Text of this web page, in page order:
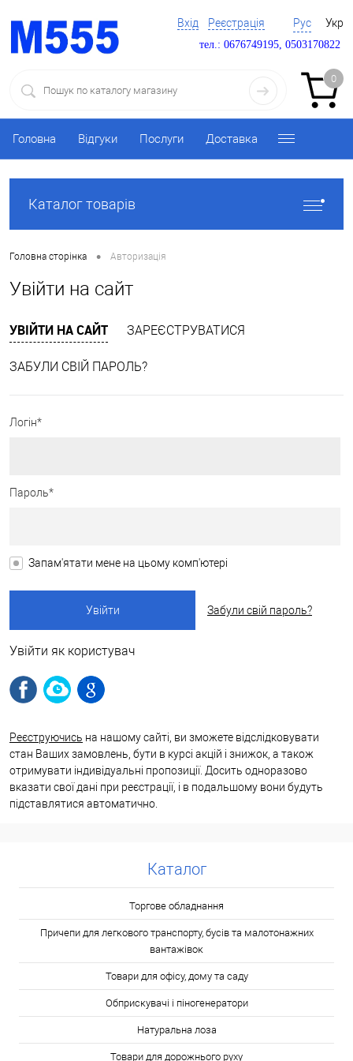
Вхід Реєстрація Рус Укр
тел.: 0676749195, 0503170822
0
Головна Відгуки Послуги Доставка
Каталог товарів
Головна сторінка • Авторизація
Увійти на сайт
УВІЙТИ НА САЙТ ЗАРЕЄСТРУВАТИСЯ
ЗАБУЛИ СВІЙ ПАРОЛЬ?
Логін*
Пароль*
Запам'ятати мене на цьому комп'ютері
Забули свій пароль?
Увійти як користувач
Реєструючись на нашому сайті, ви зможете відслідковувати
стан Ваших замовлень, бути в курсі акцій і знижок, а також
отримувати індивідуальні пропозиції. Досить одноразово
вказати свої дані при реєстрації, і в подальшому вони будуть
підставлятися автоматично.
Каталог
Торгове обладнання
Причепи для легкового транспорту, бусів та малотонажних
вантажівок
Товари для офісу, дому та саду
Обприскувачі і піногенератори
Натуральна лоза
Товари для дорожнього руху